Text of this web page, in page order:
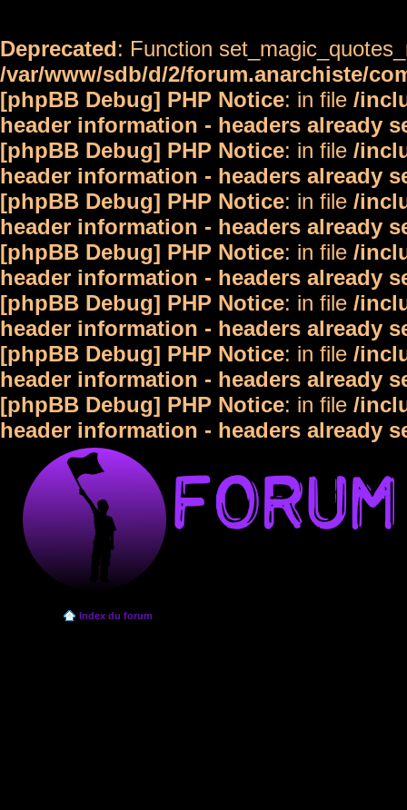
Deprecated: Function
/var/www/sdb/d/2/forum.anarchiste/
[phpBB Debug] PHP Notice: in file /
header information - headers already
[phpBB Debug] PHP Notice: in file /
header information - headers already
[phpBB Debug] PHP Notice: in file /
header information - headers already
[phpBB Debug] PHP Notice: in file /
header information - headers already
[phpBB Debug] PHP Notice: in file /
header information - headers already
[phpBB Debug] PHP Notice: in file /
header information - headers already
[phpBB Debug] PHP Notice: in file /
header information - headers already
Index du forum